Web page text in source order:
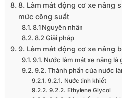
8. Làm mát động cơ xe nâng
mức công suất
8.1 Nguyên nhân
8.2 Giải pháp
9. Làm mát động cơ xe nâng
9.1. Nước làm mát xe nâng là
9.2. Thành phần của nước
9.2.1. Nước tinh khiết
9.2.2. Ethylene Glycol